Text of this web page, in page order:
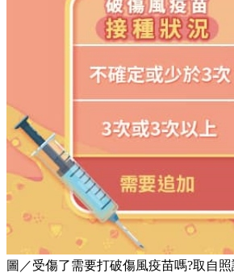
圖／受傷了需要打破傷風疫苗嗎?取自照